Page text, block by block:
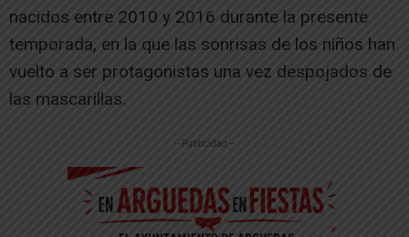
nacidos entre 2010 y 2016 durante la presente
temporada, en la que las sonrisas de los niños han
vuelto a ser protagonistas una vez despojados de
las mascarillas.
-- Publicidad --